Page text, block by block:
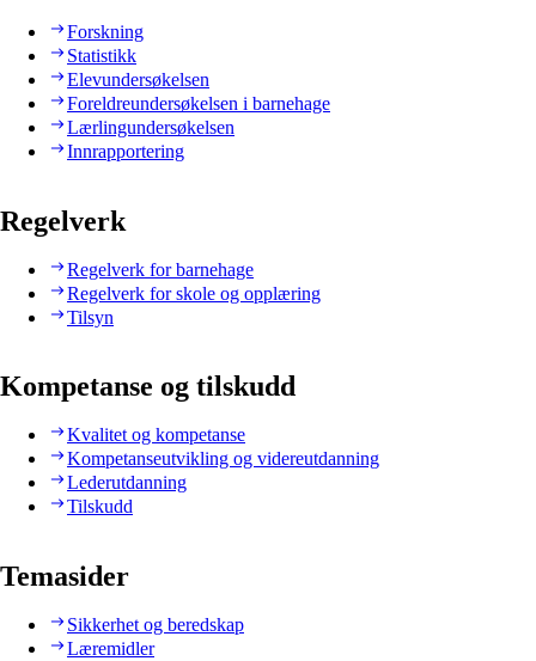
Forskning
Statistikk
Elevundersøkelsen
Foreldreundersøkelsen i barnehage
Lærlingundersøkelsen
Innrapportering
Regelverk
Regelverk for barnehage
Regelverk for skole og opplæring
Tilsyn
Kompetanse og tilskudd
Kvalitet og kompetanse
Kompetanseutvikling og videreutdanning
Lederutdanning
Tilskudd
Temasider
Sikkerhet og beredskap
Læremidler